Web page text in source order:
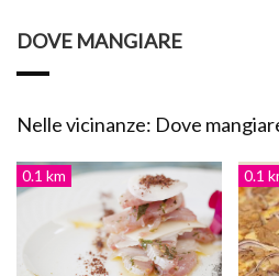
DOVE MANGIARE
Nelle vicinanze: Dove
0.1 km 0.1